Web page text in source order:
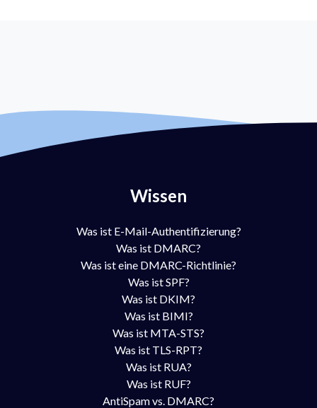
Wissen
Was ist E-Mail-Authentifizierung?
Was ist DMARC?
Was ist eine DMARC-Richtlinie?
Was ist SPF?
Was ist DKIM?
Was ist BIMI?
Was ist MTA-STS?
Was ist TLS-RPT?
Was ist RUA?
Was ist RUF?
AntiSpam vs. DMARC?